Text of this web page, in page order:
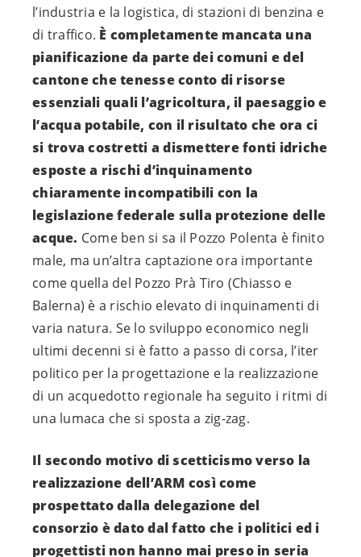
l’industria e la logistica, di stazioni di benzina e
di traffico. È completamente mancata una
pianificazione da parte dei comuni e del
cantone che tenesse conto di risorse
essenziali quali l’agricoltura, il paesaggio e
l’acqua potabile, con il risultato che ora ci
si trova costretti a dismettere fonti idriche
esposte a rischi d’inquinamento
chiaramente incompatibili con la
legislazione federale sulla protezione delle
acque. Come ben si sa il Pozzo Polenta è finito
male, ma un’altra captazione ora importante
come quella del Pozzo Prà Tiro (Chiasso e
Balerna) è a rischio elevato di inquinamenti di
varia natura. Se lo sviluppo economico negli
ultimi decenni si è fatto a passo di corsa, l’iter
politico per la progettazione e la realizzazione
di un acquedotto regionale ha seguito i ritmi di
una lumaca che si sposta a zig-zag.
Il secondo motivo di scetticismo verso la
realizzazione dell’ARM così come
prospettato dalla delegazione del
consorzio è dato dal fatto che i politici ed i
progettisti non hanno mai preso in seria